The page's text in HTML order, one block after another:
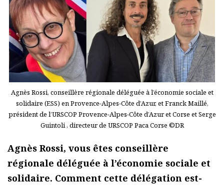
Agnès Rossi, conseillère régionale déléguée à l’économie sociale et
solidaire (ESS) en Provence-Alpes-Côte d’Azur, et Franck Maillé,
président de l’URSCOP Provence-Alpes-Côte d’Azur et Corse et Serge
Guintoli , directeur de URSCOP Paca Corse ©DR
Agnès Rossi, vous êtes conseillère
régionale déléguée à l’économie sociale et
solidaire. Comment cette délégation est-